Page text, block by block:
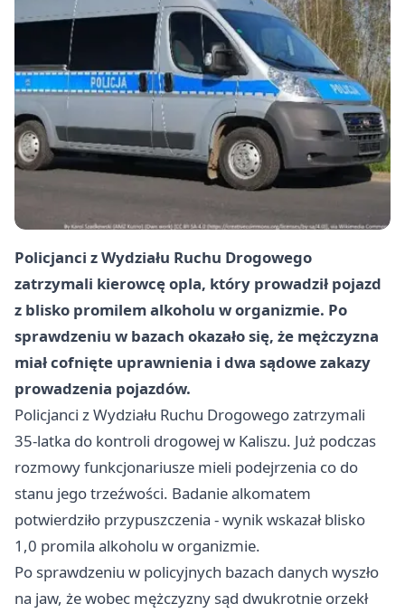
Policjanci z Wydziału Ruchu Drogowego
zatrzymali kierowcę opla, który prowadził pojazd
z blisko promilem alkoholu w organizmie. Po
sprawdzeniu w bazach okazało się, że mężczyzna
miał cofnięte uprawnienia i dwa sądowe zakazy
prowadzenia pojazdów.
Policjanci z Wydziału Ruchu Drogowego zatrzymali
35-latka do kontroli drogowej w Kaliszu. Już podczas
rozmowy funkcjonariusze mieli podejrzenia co do
stanu jego trzeźwości. Badanie alkomatem
potwierdziło przypuszczenia - wynik wskazał blisko
1,0 promila alkoholu w organizmie.
Po sprawdzeniu w policyjnych bazach danych wyszło
na jaw, że wobec mężczyzny sąd dwukrotnie orzekł